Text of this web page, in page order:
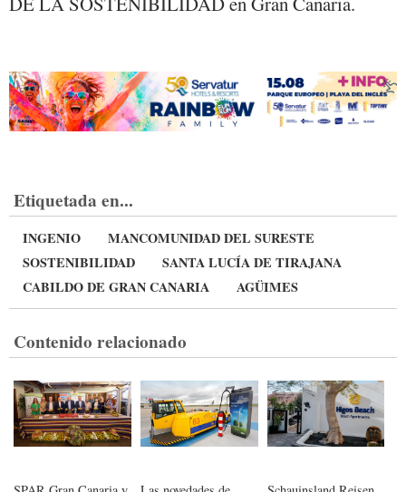
Etiquetada en...
INGENIO
MANCOMUNIDAD DEL SURESTE
SOSTENIBILIDAD
SANTA LUCÍA DE TIRAJANA
CABILDO DE GRAN CANARIA
AGÜIMES
Contenido relacionado